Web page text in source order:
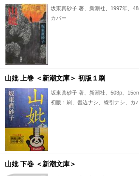
坂東真砂子 著、新潮社、1997年、
カバー
山妣 上巻 ＜新潮文庫＞ 初版１刷
坂東眞砂子 著、新潮社、503p、
初版１刷、書込ナシ、線引ナシ、カ
山妣 下巻 ＜新潮文庫＞